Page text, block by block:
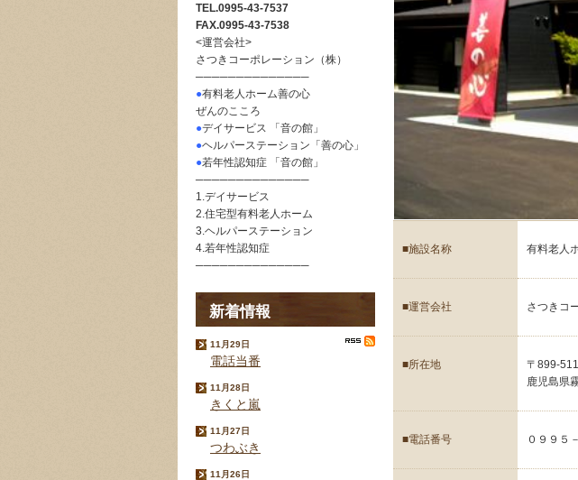
TEL.0995-43-7537
FAX.0995-43-7538
<運営会社>
さつきコーポレーション（株）
──────────────
●有料老人ホーム善の心
ぜんのこころ
●デイサービス 「音の館」
●ヘルパーステーション「善の心」
●若年性認知症 「音の館」
──────────────
1.デイサービス
2.住宅型有料老人ホーム
3.ヘルパーステーション
4.若年性認知症
──────────────
新着情報
11月29日
電話当番
11月28日
きくと嵐
11月27日
つわぶき
11月26日
■施設名称 有料老人
■運営会社 さつきコ
■所在地
〒899-
鹿児島県
■電話番号 ０９９５